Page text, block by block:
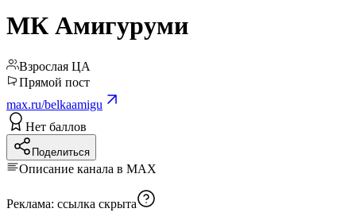
МК Амигуруми
Взрослая ЦА
Прямой пост
max.ru/belkaamigu
Нет баллов
Поделиться
Описание канала в MAX
Реклама: ссылка скрыта